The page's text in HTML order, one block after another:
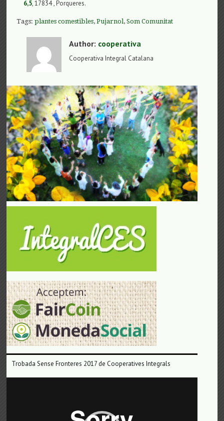
6,5, 17834 , Porqueres.
Tags:plantes comestibles,Pujarnol ,Som Comunitat
Author: cooperativa
Cooperativa Integral Catalana
Trobada Sense Fronteres 2017 de Cooperatives Integrals